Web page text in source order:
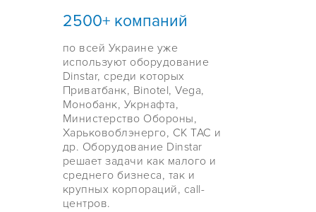
2500+ компаний
по всей Украине уже
используют оборудование
Dinstar, среди которых
Приватбанк, Binotel, Vega,
Монобанк, Укрнафта,
Министерство Обороны,
Харьковоблэнерго, СК ТАС и
др. Оборудование Dinstar
решает задачи как малого и
среднего бизнеса, так и
крупных корпораций, call-
центров.